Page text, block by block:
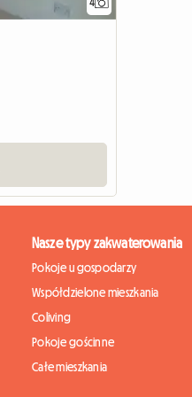
4
Nasze typy zakwaterowania
Pokoje u gospodarzy
Współdzielone mieszkania
Coliving
Pokoje gościnne
Całe mieszkania